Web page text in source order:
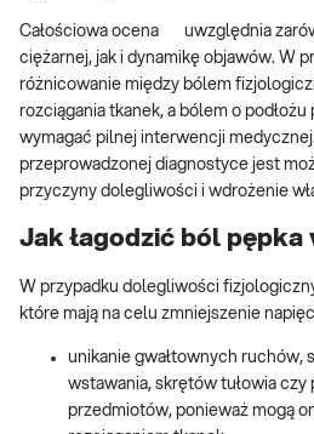
Całościowa ocena uwzględnia
ciężarnej, jak i dynamikę objawów. W
różnicowanie między bólem
rozciągania tkanek, a bólem o
wymagać pilnej interwencji
przeprowadzonej diagnostyce jest
przyczyny dolegliwości i wdrożenie
Jak łagodzić ból
W przypadku dolegliwości
które mają na celu zmniejszenie
unikanie gwałtownych ruchów,
wstawania, skrętów tułowia czy
przedmiotów, ponieważ mogą